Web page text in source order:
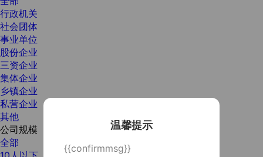
温馨提示
{{confirmmsg}}
行政机关
社会团体
事业单位
股份企业
三资企业
集体企业
乡镇企业
私营企业
其他
公司规模
全部